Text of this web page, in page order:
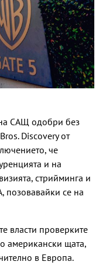
САЩ одобри без
Discovery от
че
и на
стрийминга и
позовавайки се на
власти проверките
американски щата,
в Европа.